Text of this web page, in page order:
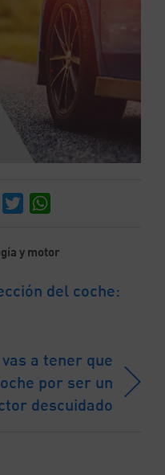
Facebook
Twitter
y motor
del coche:
a tener que
por ser un
descuidado